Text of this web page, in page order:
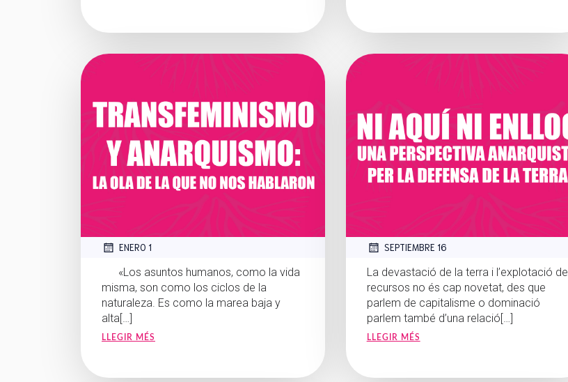
ENERO 1
«Los asuntos humanos, como la vida
misma, son como los ciclos de la
naturaleza. Es como la marea baja y
alta[…]
LLEGIR MÉS
SEPTIEMBRE 16
La devastació de la terra i l’explotació de
recursos no és cap novetat, des que
parlem de capitalisme o dominació
parlem també d’una relació[…]
LLEGIR MÉS